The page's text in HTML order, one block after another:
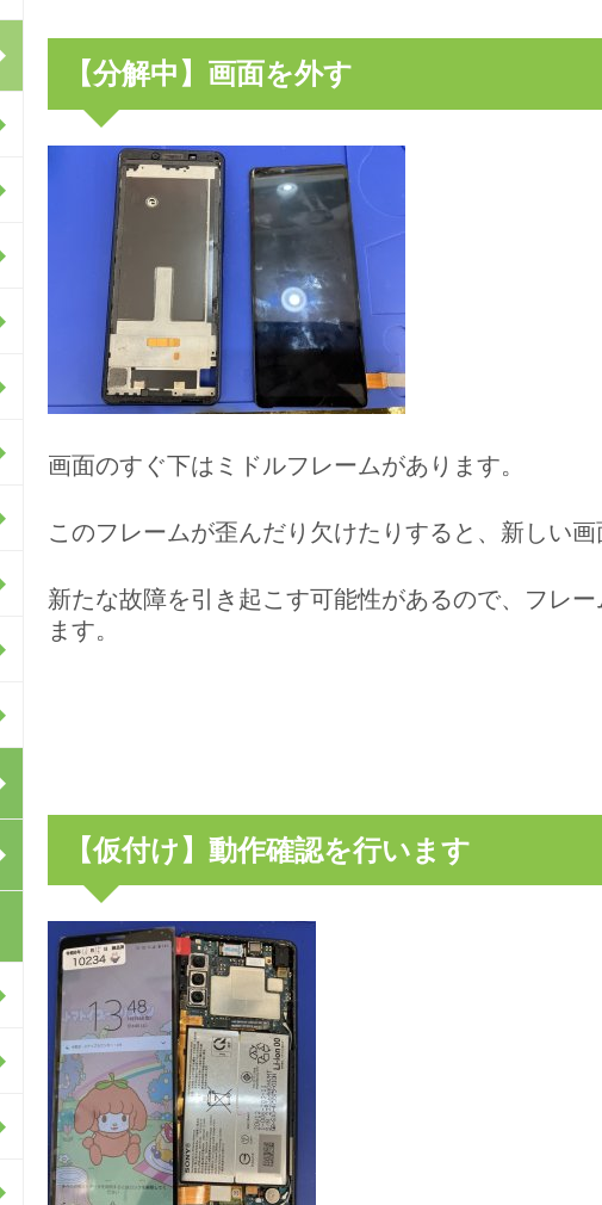
【分解中】画面を外す
画面のすぐ下はミドルフレームがあります。
このフレームが歪んだり欠けたりすると、新しい
新たな故障を引き起こす可能性があるので、フレ
ます。
【仮付け】動作確認を行います